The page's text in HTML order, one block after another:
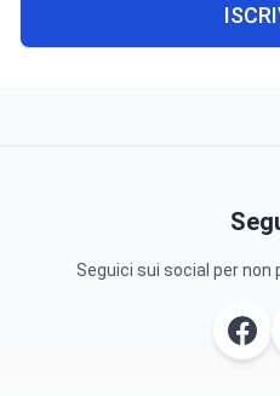
Seguici sui social per